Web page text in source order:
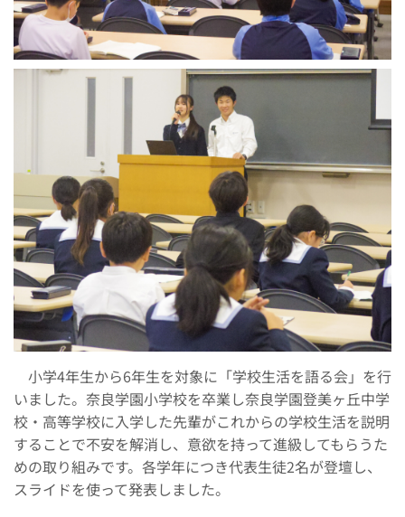
小学4年生から6年生を対象に「学校生活を語る会」を行
いました。奈良学園小学校を卒業し奈良学園登美ヶ丘中学
校・高等学校に入学した先輩がこれからの学校生活を説明
することで不安を解消し、意欲を持って進級してもらうた
めの取り組みです。各学年につき代表生徒2名が登壇し、
スライドを使って発表しました。